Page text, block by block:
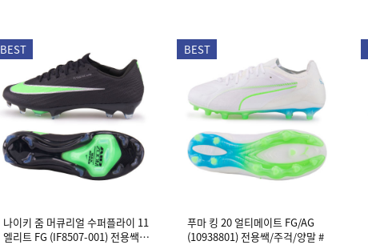
BEST
나이키 줌 머큐리얼 수퍼플라이 11
엘리트 FG (IF8507-001) 전용쌕/
BEST
푸마 킹 20 얼티메이트 FG/AG
(10938801) 전용쌕/주걱/양말 #